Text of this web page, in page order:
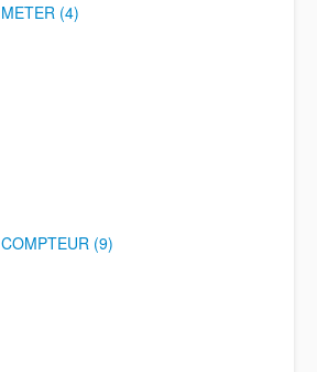
METER (4)
COMPTEUR (9)